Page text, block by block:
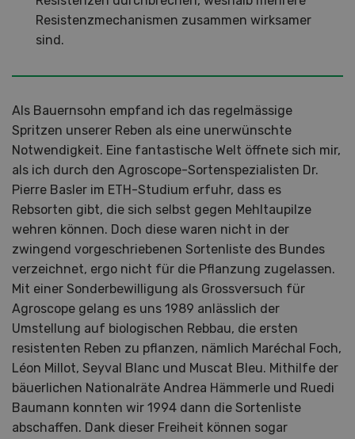
Resistenzmechanismen zusammen wirksamer
sind.
Als Bauernsohn empfand ich das regelmässige
Spritzen unserer Reben als eine unerwünschte
Notwendigkeit. Eine fantastische Welt öffnete sich mir,
als ich durch den Agroscope-Sortenspezialisten Dr.
Pierre Basler im ETH-Studium erfuhr, dass es
Rebsorten gibt, die sich selbst gegen Mehltaupilze
wehren können. Doch diese waren nicht in der
zwingend vorgeschriebenen Sortenliste des Bundes
verzeichnet, ergo nicht für die Pflanzung zugelassen.
Mit einer Sonderbewilligung als Grossversuch für
Agroscope gelang es uns 1989 anlässlich der
Umstellung auf biologischen Rebbau, die ersten
resistenten Reben zu pflanzen, nämlich Maréchal Foch,
Léon Millot, Seyval Blanc und Muscat Bleu. Mithilfe der
bäuerlichen Nationalräte Andrea Hämmerle und Ruedi
Baumann konnten wir 1994 dann die Sortenliste
abschaffen. Dank dieser Freiheit können sogar